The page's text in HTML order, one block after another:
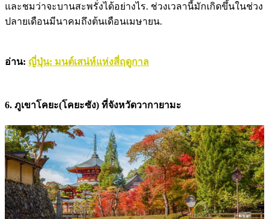
และชมว่าจะบานสะพรั่งได้อย่างไร. ช่วงเวลานี้มักเกิดขึ้นในช่วง
ปลายเดือนมีนาคมถึงต้นเดือนเมษายน.
อ่าน: ญี่ปุ่น: มนต์เสน่ห์แห่งสี่ฤดูกาล
6. ภูเขาโคยะ(โคยะซัง) ที่จังหวัดวากายามะ